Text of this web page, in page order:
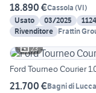
18.890 €Cassola (VI)
Usato
03/2025
Rivenditore Frattin
23
Ford Tourneo Courier
21.700 €Bagni di Lucca